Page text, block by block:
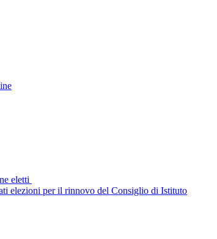
eletti
elezioni per il rinnovo del Consiglio di Istituto